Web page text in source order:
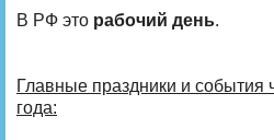
В РФ это рабочий день.
Главные праздники и события
года: